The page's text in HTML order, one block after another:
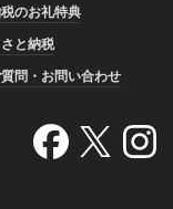
のお礼特典
と納税
問・お問い合わせ